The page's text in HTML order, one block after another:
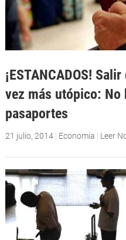
¡ESTANCADOS!
vez más utópico: No
pasaportes
21 julio, 2014| Economia | Leer